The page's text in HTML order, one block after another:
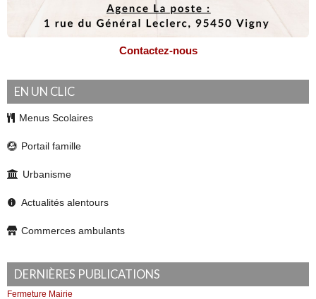
Contactez-nous
EN UN CLIC
Menus Scolaires
Portail famille
Urbanisme
Actualités alentours
Commerces ambulants
DERNIÈRES PUBLICATIONS
Fermeture Mairie